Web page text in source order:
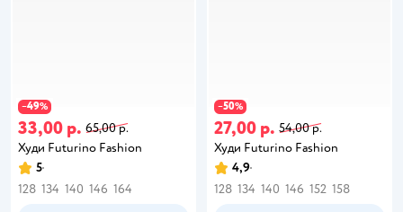
−49%
33,00 р. 65,00 р.
Худи Futurino Fashion
5
128 134 140 146 164
−50%
27,00 р. 54,00 р.
Худи Futurino Fashion
4,9
128 134 140 146 152 158